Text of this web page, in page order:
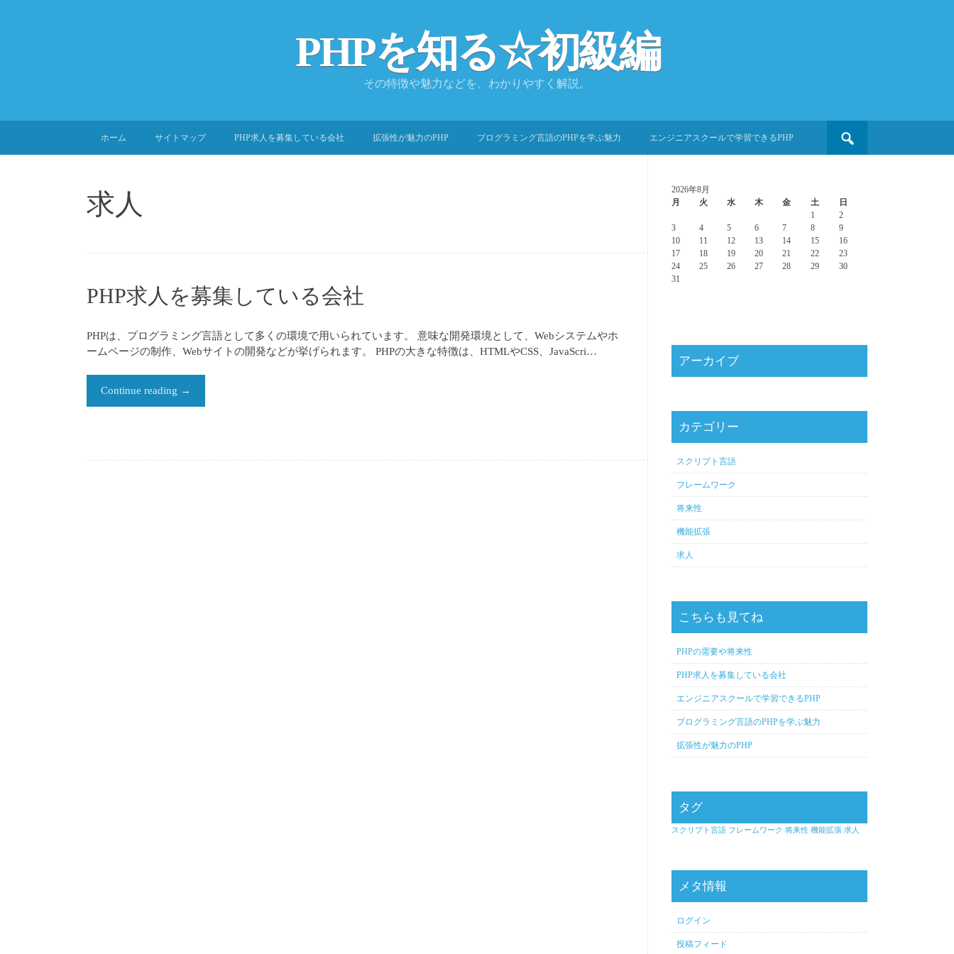
PHPを知る☆初級編
その特徴や魅力などを、わかりやすく解説。
SKIP
ホーム サイトマップ PHP求人を募集している会社 拡張性が魅力のPHP プログラミング言語のPHPを学ぶ魅力 エンジニアスクールで学習できるPHP
求人
PHP求人を募集している会社
PHPは、プログラミング言語として多くの環境で用いられています。 意味な開発環境として、Webシステムやホ
ームページの制作、Webサイトの開発などが挙げられます。 PHPの大きな特徴は、HTMLやCSS、JavaScri…
Continue reading →
2026年8月
月
火 水 木 金 土
日
1
2
3
4 5 6 7 8
9
10
11 12 13 14 15
16
17
18 19 20 21 22
23
24
25 26 27 28 29
30
31
アーカイブ
カテゴリー
スクリプト言語
フレームワーク
将来性
機能拡張
求人
こちらも見てね
PHPの需要や将来性
PHP求人を募集している会社
エンジニアスクールで学習できるPHP
プログラミング言語のPHPを学ぶ魅力
拡張性が魅力のPHP
タグ
スクリプト言語 フレームワーク 将来性 機能拡張 求人
メタ情報
ログイン
投稿フィード